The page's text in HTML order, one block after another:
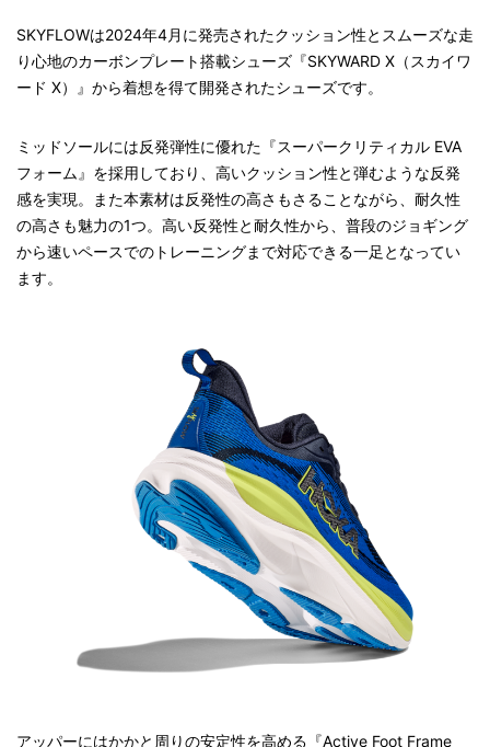
SKYFLOWは2024年4月に発売されたクッション性とスムーズな走
り心地のカーボンプレート搭載シューズ『SKYWARD X（スカイワ
ード X）』から着想を得て開発されたシューズです。
ミッドソールには反発弾性に優れた『スーパークリティカル EVA
フォーム』を採用しており、高いクッション性と弾むような反発
感を実現。また本素材は反発性の高さもさることながら、耐久性
の高さも魅力の1つ。高い反発性と耐久性から、普段のジョギング
から速いペースでのトレーニングまで対応できる一足となってい
ます。
アッパーにはかかと周りの安定性を高める『Active Foot Frame